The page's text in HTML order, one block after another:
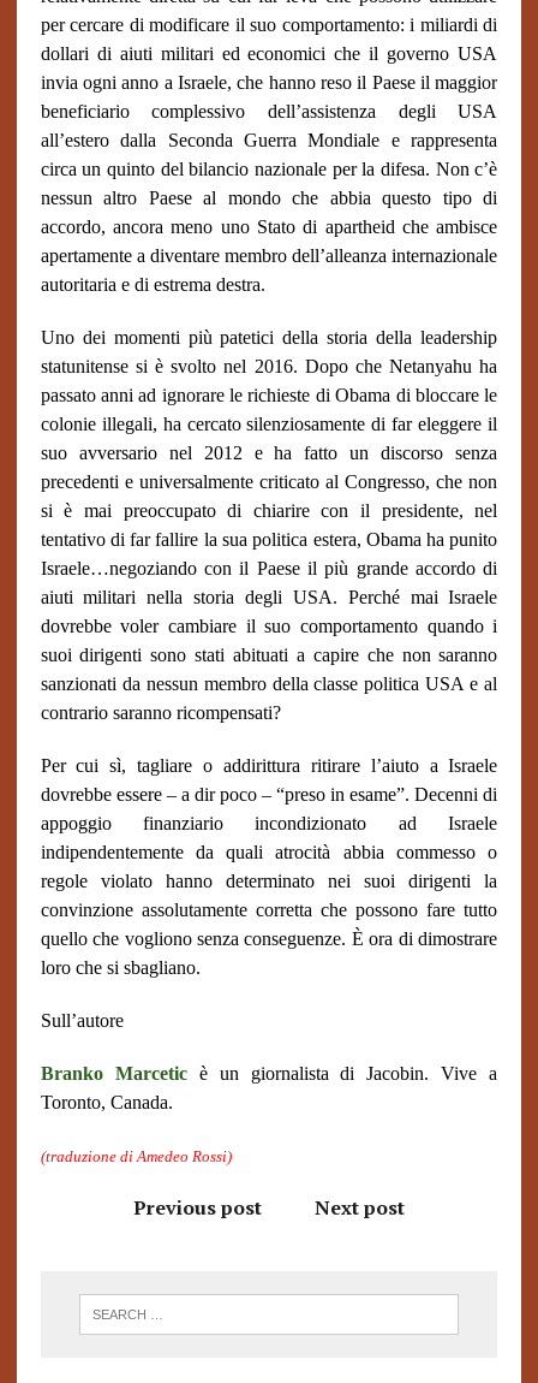
per cercare di modificare il suo comportamento: i miliardi di
dollari di aiuti militari ed economici che il governo USA
invia ogni anno a Israele, che hanno reso il Paese il maggior
beneficiario complessivo dell’assistenza degli USA
all’estero dalla Seconda Guerra Mondiale e rappresenta
circa un quinto del bilancio nazionale per la difesa. Non c’è
nessun altro Paese al mondo che abbia questo tipo di
accordo, ancora meno uno Stato di apartheid che ambisce
apertamente a diventare membro dell’alleanza internazionale
autoritaria e di estrema destra.
Uno dei momenti più patetici della storia della leadership
statunitense si è svolto nel 2016. Dopo che Netanyahu ha
passato anni ad ignorare le richieste di Obama di bloccare le
colonie illegali, ha cercato silenziosamente di far eleggere il
suo avversario nel 2012 e ha fatto un discorso senza
precedenti e universalmente criticato al Congresso, che non
si è mai preoccupato di chiarire con il presidente, nel
tentativo di far fallire la sua politica estera, Obama ha punito
Israele…negoziando con il Paese il più grande accordo di
aiuti militari nella storia degli USA. Perché mai Israele
dovrebbe voler cambiare il suo comportamento quando i
suoi dirigenti sono stati abituati a capire che non saranno
sanzionati da nessun membro della classe politica USA e al
contrario saranno ricompensati?
Per cui sì, tagliare o addirittura ritirare l’aiuto a Israele
dovrebbe essere – a dir poco – “preso in esame”. Decenni di
appoggio finanziario incondizionato ad Israele
indipendentemente da quali atrocità abbia commesso o
regole violato hanno determinato nei suoi dirigenti la
convinzione assolutamente corretta che possono fare tutto
quello che vogliono senza conseguenze. È ora di dimostrare
loro che si sbagliano.
Sull’autore
Branko Marceticè un giornalista di Jacobin. Vive a
Toronto, Canada.
(traduzione di Amedeo Rossi)
Previous post Next post